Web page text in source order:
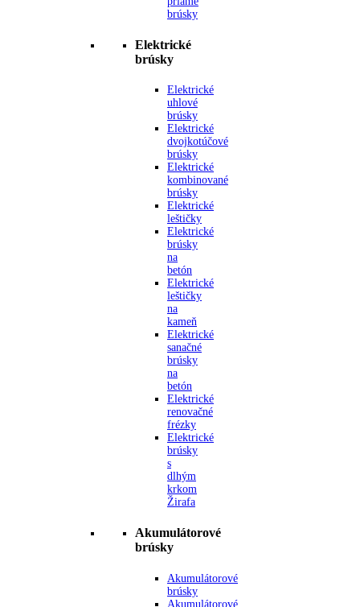
brúsky
Elektrické
brúsky
Elektrické
uhlové
brúsky
Elektrické
dvojkotúčové
brúsky
Elektrické
kombinované
brúsky
Elektrické
leštičky
Elektrické
brúsky
na
betón
Elektrické
leštičky
na
kameň
Elektrické
sanačné
brúsky
na
betón
Elektrické
renovačné
frézky
Elektrické
brúsky
s
dlhým
krkom
Žirafa
Akumulátorové
brúsky
Akumulátorové
brúsky
Akumulátorové